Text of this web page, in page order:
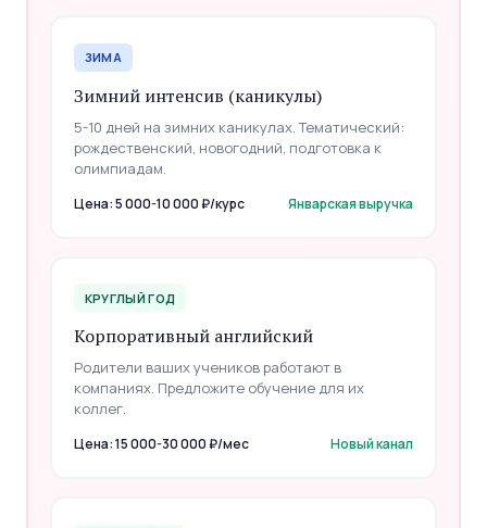
ЗИМА
Зимний интенсив (каникулы)
5-10 дней на зимних каникулах. Тематический:
рождественский, новогодний, подготовка к
олимпиадам.
Цена: 5 000-10 000 ₽/курс Январская выручка
КРУГЛЫЙ ГОД
Корпоративный английский
Родители ваших учеников работают в
компаниях. Предложите обучение для их
коллег.
Цена: 15 000-30 000 ₽/мес Новый канал